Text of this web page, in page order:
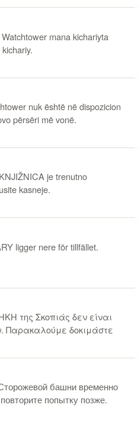
mana kichariyta
nuk është në dispozicion
përsëri më vonë.
je trenutno
kasneje.
ligger nere för tillfället.
της Σκοπιάς δεν είναι
Παρακαλούμε δοκιμάστε
башни временно
попытку позже.